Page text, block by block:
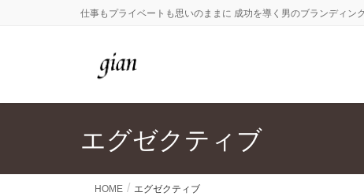
仕事もプライベートも思いのままに 成功を導く男のブランディン
エグゼクティブ
HOME エグゼクティブ